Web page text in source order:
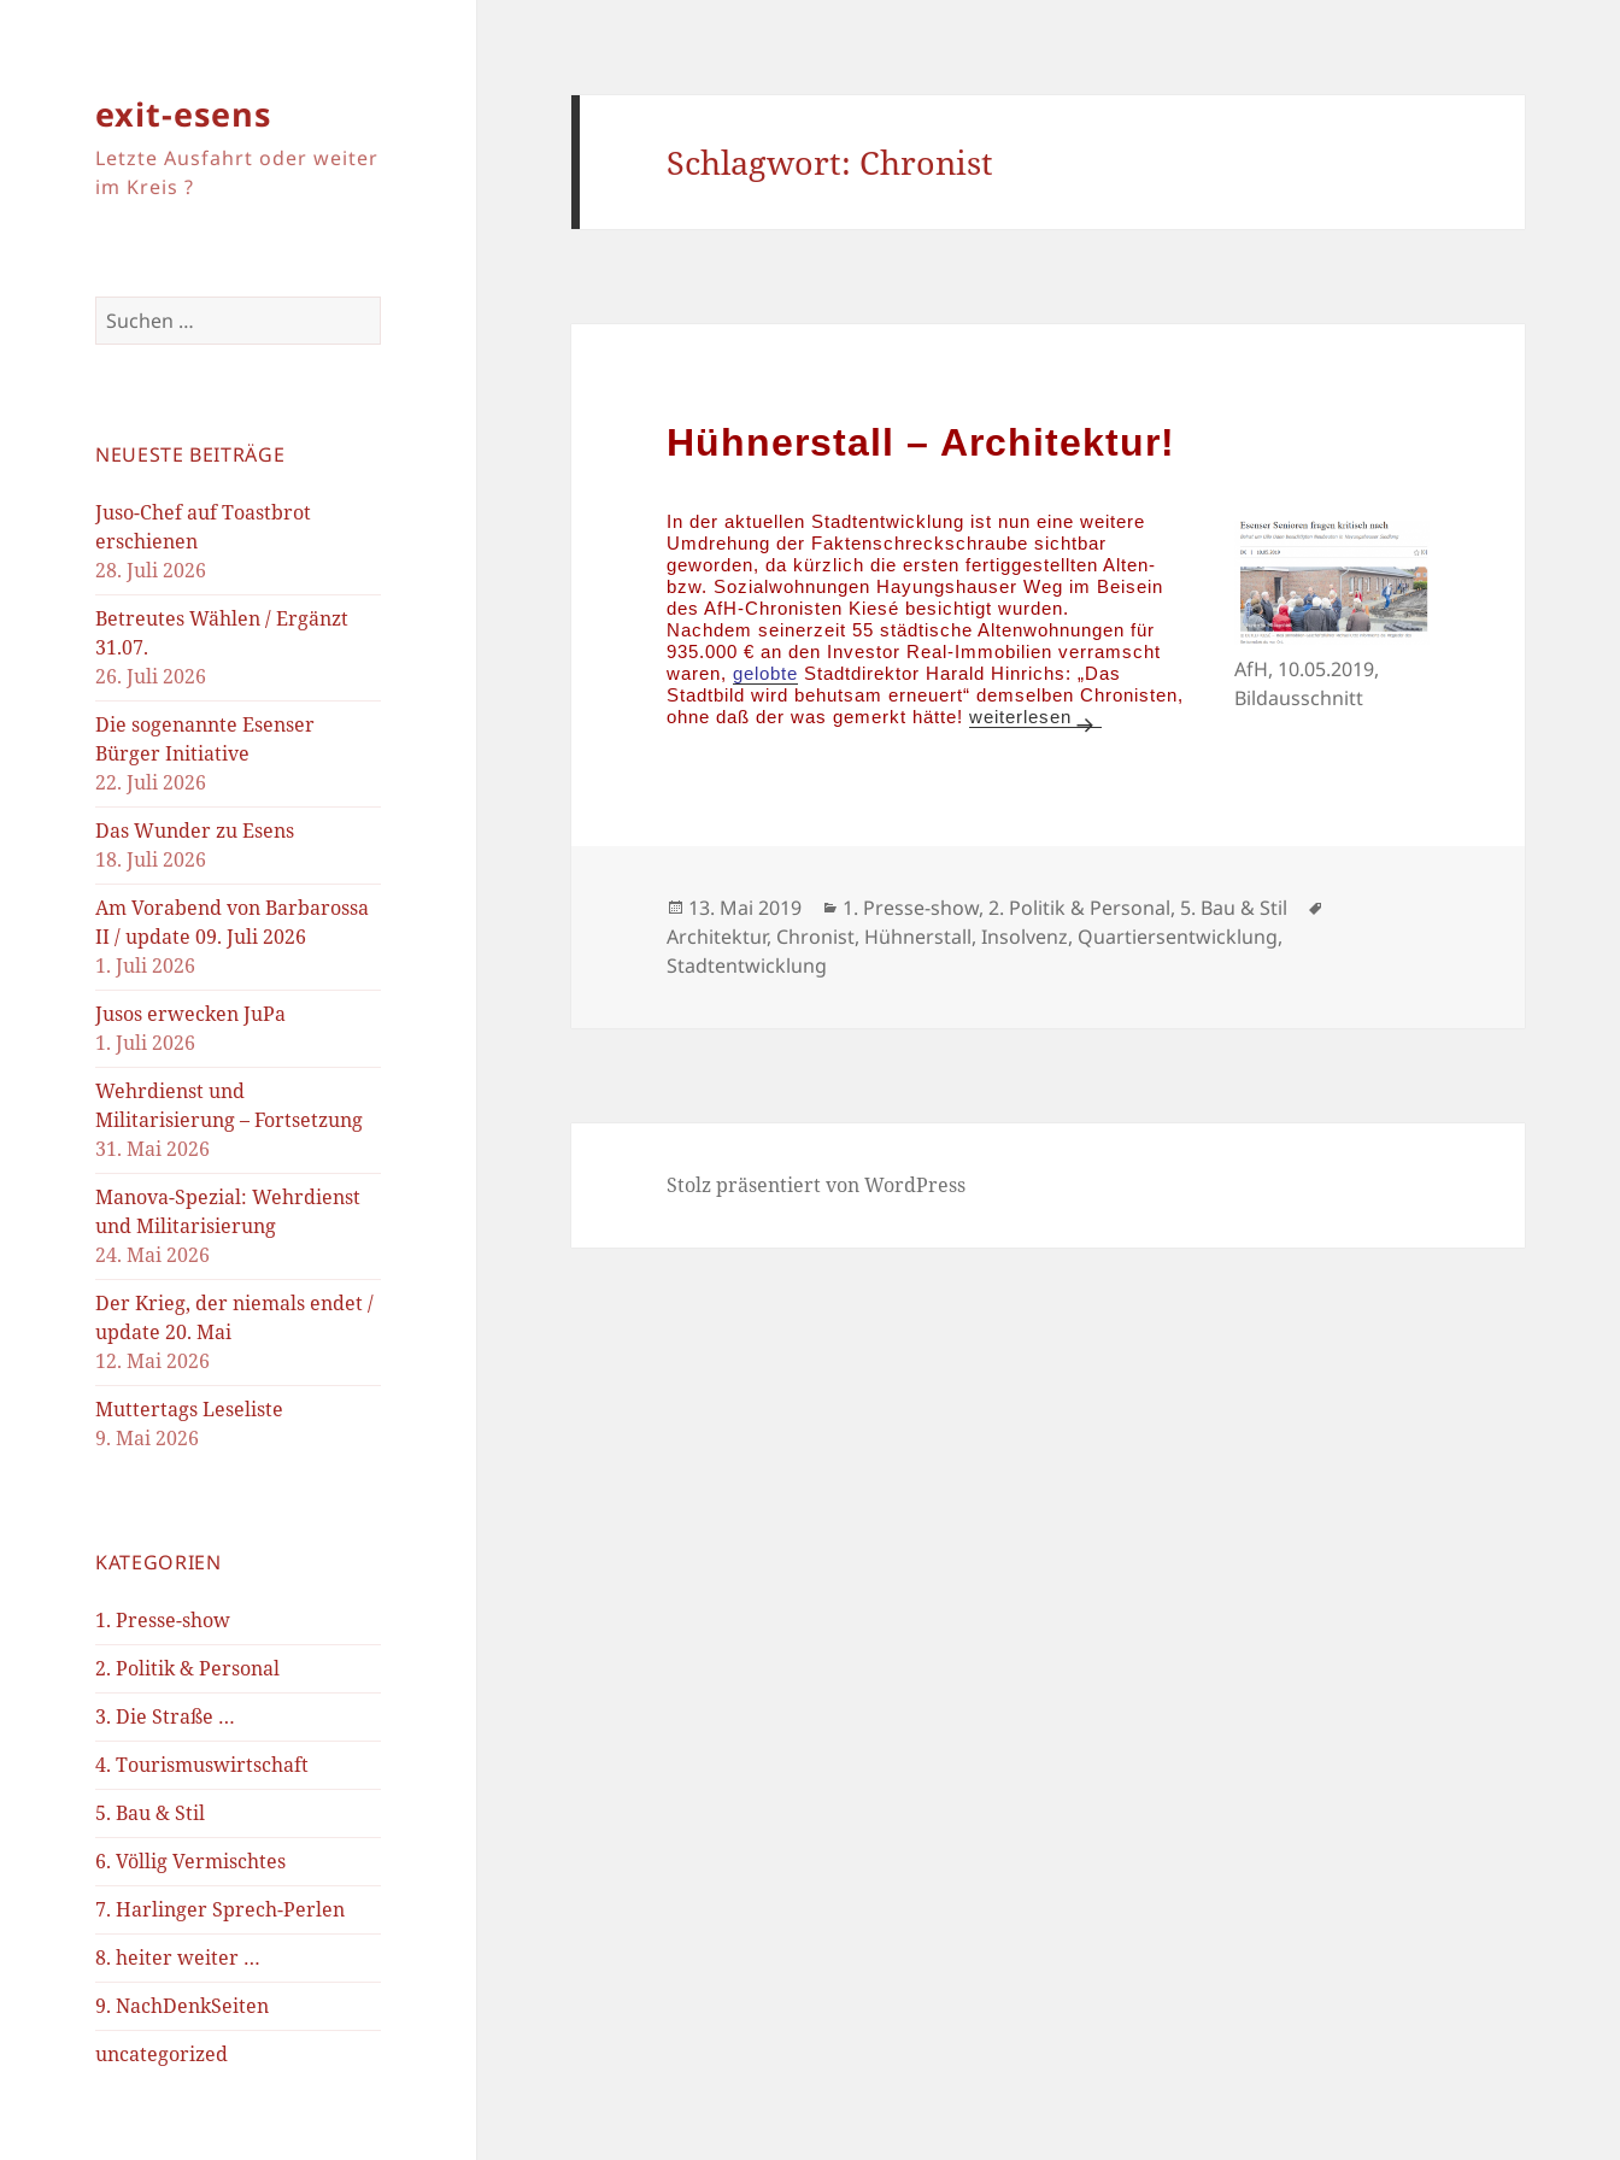
exit-esens
Letzte Ausfahrt oder weiter
im Kreis ?
Suchen
nach:
NEUESTE BEITRÄGE
Juso-Chef auf Toastbrot
erschienen
28. Juli 2026
Betreutes Wählen / Ergänzt
31.07.
26. Juli 2026
Die sogenannte Esenser
Bürger Initiative
22. Juli 2026
Das Wunder zu Esens
18. Juli 2026
Am Vorabend von Barbarossa
II / update 09. Juli 2026
1. Juli 2026
Jusos erwecken JuPa
1. Juli 2026
Wehrdienst und
Militarisierung – Fortsetzung
31. Mai 2026
Manova-Spezial: Wehrdienst
und Militarisierung
24. Mai 2026
Der Krieg, der niemals endet /
update 20. Mai
12. Mai 2026
Muttertags Leseliste
9. Mai 2026
KATEGORIEN
1. Presse-show
2. Politik & Personal
3. Die Straße …
4. Tourismuswirtschaft
5. Bau & Stil
6. Völlig Vermischtes
7. Harlinger Sprech-Perlen
8. heiter weiter …
9. NachDenkSeiten
uncategorized
Schlagwort: Chronist
Hühnerstall – Architektur!
AfH, 10.05.2019,
Bildausschnitt
In der aktuellen Stadtentwicklung ist nun eine weitere
Umdrehung der Faktenschreckschraube sichtbar
geworden, da kürzlich die ersten fertiggestellten Alten-
bzw. Sozialwohnungen Hayungshauser Weg im Beisein
des AfH-Chronisten Kiesé besichtigt wurden.
Nachdem seinerzeit 55 städtische Altenwohnungen für
935.000 € an den Investor Real-Immobilien verramscht
waren,gelobte Stadtdirektor Harald Hinrichs: „Das
Stadtbild wird behutsam erneuert“ demselben Chronisten,
ohne daß der was gemerkt hätte!Hühnerstall-Architektur
weiterlesen
Veröffentlicht
am
13. Mai 2019 Kategorien
1. Presse-show,2. Politik & Personal, 5. Bau & Stil
Architektur, Chronist, Hühnerstall,Insolvenz, Quartiersentwicklung,
Stadtentwicklung
Stolz präsentiert von WordPress